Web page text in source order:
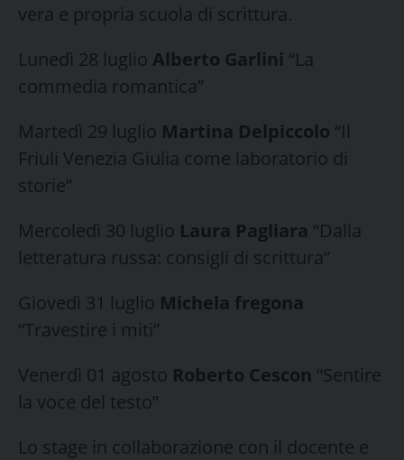
vera e propria scuola di scrittura.
Lunedì 28 luglio Alberto Garlini “La
commedia romantica”
Martedì 29 luglio Martina Delpiccolo “Il
Friuli Venezia Giulia come laboratorio di
storie”
Mercoledì 30 luglio Laura Pagliara “Dalla
letteratura russa: consigli di scrittura”
Giovedì 31 luglio Michela fregona
“Travestire i miti”
Venerdì 01 agosto Roberto Cescon “Sentire
la voce del testo”
Lo stage in collaborazione con il docente e